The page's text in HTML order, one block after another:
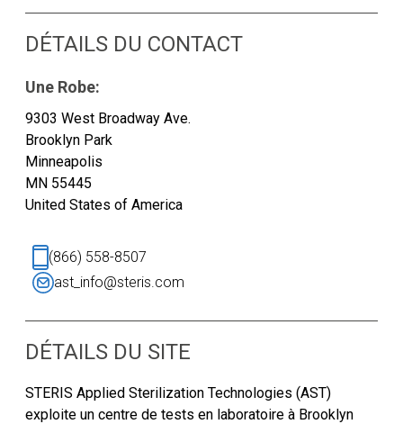
DÉTAILS DU CONTACT
Une Robe:
9303 West Broadway Ave.
Brooklyn Park
Minneapolis
MN 55445
United States of America
(866) 558-8507
ast_info@steris.com
DÉTAILS DU SITE
STERIS Applied Sterilization Technologies (AST)
exploite un centre de tests en laboratoire à Brooklyn